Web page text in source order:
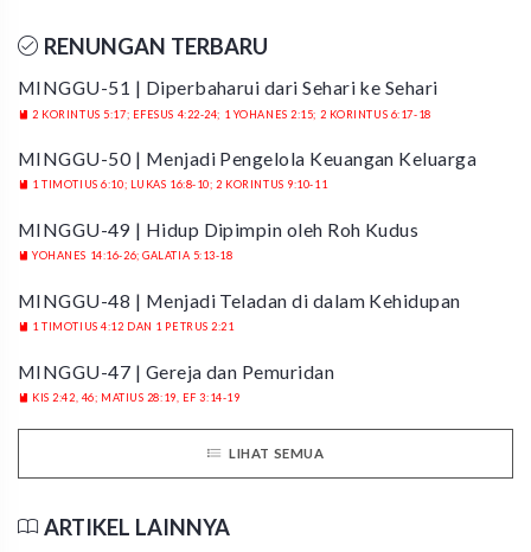
RENUNGAN TERBARU
MINGGU-51 | Diperbaharui dari Sehari ke Sehari
2 KORINTUS 5:17; EFESUS 4:22-24; 1 YOHANES 2:15; 2 KORINTUS 6:17-18
MINGGU-50 | Menjadi Pengelola Keuangan Keluarga
1 TIMOTIUS 6:10; LUKAS 16:8-10; 2 KORINTUS 9:10-11
MINGGU-49 | Hidup Dipimpin oleh Roh Kudus
YOHANES 14:16-26; GALATIA 5:13-18
MINGGU-48 | Menjadi Teladan di dalam Kehidupan
1 TIMOTIUS 4:12 DAN 1 PETRUS 2:21
MINGGU-47 | Gereja dan Pemuridan
KIS 2:42, 46; MATIUS 28:19, EF 3:14-19
LIHAT SEMUA
ARTIKEL LAINNYA